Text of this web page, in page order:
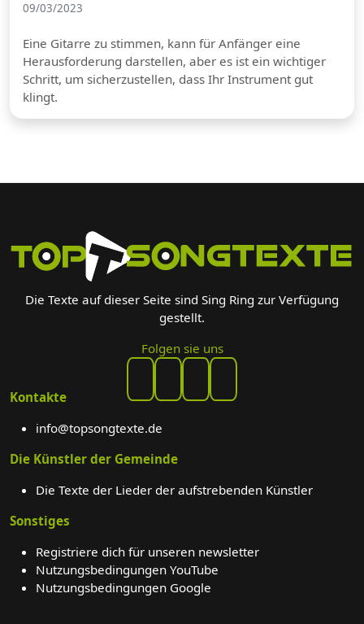
09/03/2023
Eine Gitarre zu stimmen, kann für Anfänger eine
Herausforderung darstellen, aber es ist ein wichtiger
Schritt, um sicherzustellen, dass Ihr Instrument gut
klingt.
Die Texte auf dieser Seite sind Sing Ring zur Verfügung
gestellt.
Folgen sie uns
Kontakte
info@topsongtexte.de
Die Künstler der Gemeinde
Die Texte der Lieder der aufstrebenden Künstler
Sonstiges
Registriere dich für unseren newsletter
Nutzungsbedingungen YouTube
Nutzungsbedingungen Google